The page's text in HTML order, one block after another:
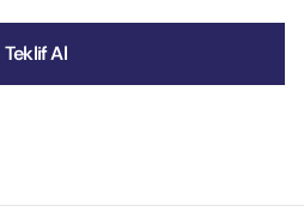
Teklif Al